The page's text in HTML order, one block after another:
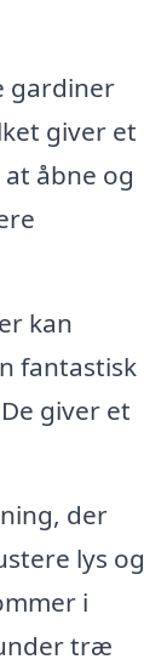
gardiner
giver et
åbne og
kan
fantastisk
giver et
der
lys og
i
træ